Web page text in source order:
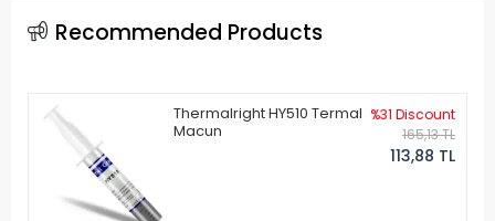
Recommended Products
Thermalright HY510 Termal
Macun
%31 Discount
165,13 TL
113,88 TL